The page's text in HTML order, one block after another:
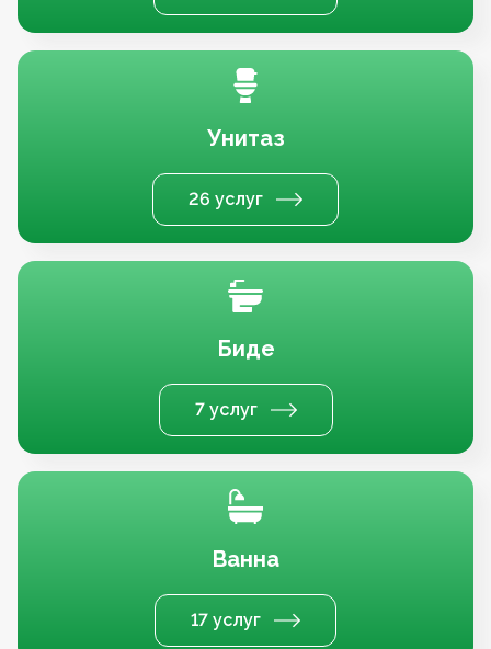
Унитаз
26 услуг
Биде
7 услуг
Ванна
17 услуг